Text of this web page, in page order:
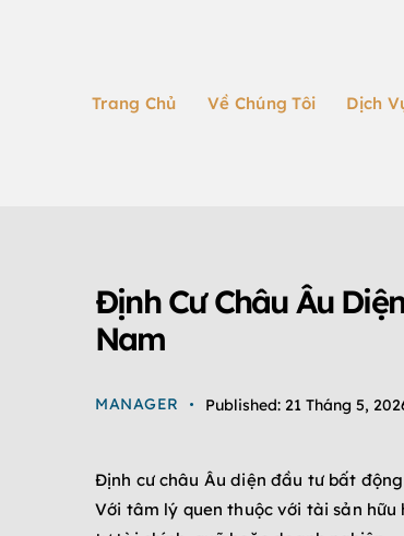
Trang Chủ Về Chúng Tôi Dịch
Định Cư Châu Âu
Nam
MANAGER Published: 21 Tháng 5,
Định cư châu Âu diện đầu tư bất
Với tâm lý quen thuộc với tài sản